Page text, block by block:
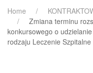
Home
Zmiana terminu
konkursowego o
rodzaju Leczenie Szpitalne